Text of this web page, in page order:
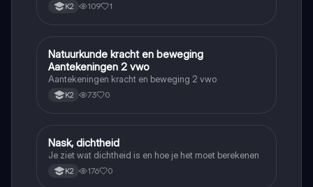
K2 109 1
Nask
Natuurkunde kracht en beweging
Aantekeningen 2 vwo
Aantekeningen kracht en beweging 2 vwo
K2 73 0
Nask
Nask, dichtheid
Je ziet wat dichtheid is en hoe je het moet berekenen
K2 176 0